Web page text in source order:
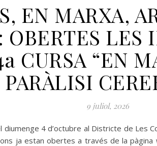
EN MARXA,
OBERTES LES
CURSA “EN
PARÀLISI
9 juliol, 2026
diumenge 4 d’octubre al Districte de Les
ja estan obertes a través de la pàgina